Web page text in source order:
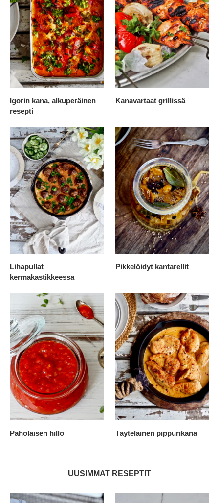
Igorin kana, alkuperäinen
resepti
Kanavartaat grillissä
Lihapullat
kermakastikkeessa
Pikkelöidyt kantarellit
Paholaisen hillo Täyteläinen pippurikana
UUSIMMAT RESEPTIT